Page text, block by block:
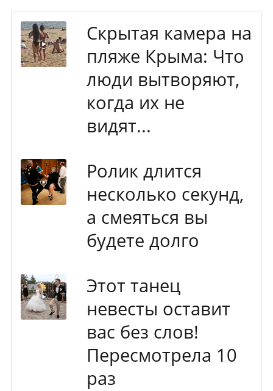
Скрытая камера на
пляже Крыма: Что
люди вытворяют,
когда их не
видят...
Ролик длится
несколько секунд,
а смеяться вы
будете долго
Этот танец
невесты оставит
вас без слов!
Пересмотрела 10
раз